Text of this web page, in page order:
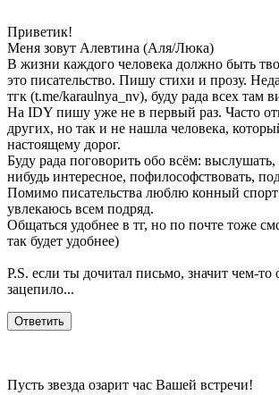
Приветик!
Меня зовут Алевтина (Аля/Люка)
В жизни каждого человека должно быть
это писательство. Пишу стихи и прозу.
тгк (t.me/karaulnya_nv), буду рада всех там
На IDY пишу уже не в первый раз. Часто
других, но так и не нашла человека,
настоящему дорог.
Буду рада поговорить обо всём: выслушать,
нибудь интересное, пофилософствовать,
Помимо писательства люблю конный
увлекаюсь всем подряд.
Общаться удобнее в тг, но по почте тоже
так будет удобнее)
P.S. если ты дочитал письмо, значит чем-то
зацепило...
Пусть звезда озарит час Вашей встречи!